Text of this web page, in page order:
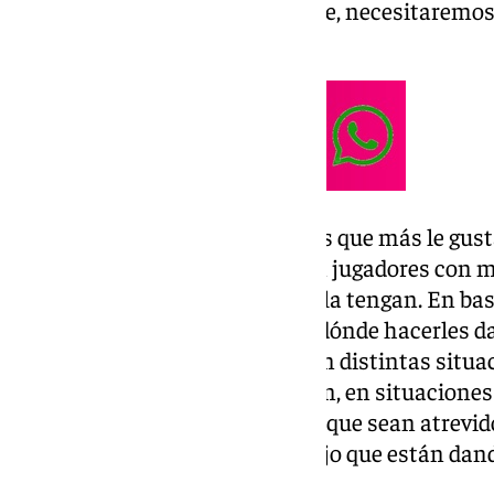
Va a ser un partido muy exigente,
Málaga CF. «Es uno de los rivales que más le
presionar hacia delante. Tienen jugadores con
fácil quitarles la pelota cuando la tengan. En
partido, tenemos que ir viendo dónde hacerles
debilidades. Saben manejarse en distintas
parado, después de recuperación, en
valentía y Pellicer les ha pedido que sean
jugadores con mucho desparpajo que están